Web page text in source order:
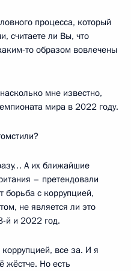
процесса, который
считаете ли Вы, что
образом вовлечены
мне известно,
мира в 2022 году.
А их ближайшие
– претендовали
борьба с коррупцией,
не является ли это
й и 2022 год.
все за. И я
жёстче. Но есть